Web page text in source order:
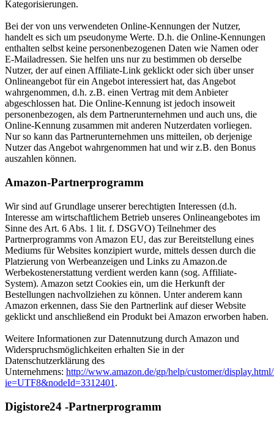
Kategorisierungen.
Bei der von uns verwendeten Online-Kennungen der Nutzer,
handelt es sich um pseudonyme Werte. D.h. die Online-Kennungen
enthalten selbst keine personenbezogenen Daten wie Namen oder
E-Mailadressen. Sie helfen uns nur zu bestimmen ob derselbe
Nutzer, der auf einen Affiliate-Link geklickt oder sich über unser
Onlineangebot für ein Angebot interessiert hat, das Angebot
wahrgenommen, d.h. z.B. einen Vertrag mit dem Anbieter
abgeschlossen hat. Die Online-Kennung ist jedoch insoweit
personenbezogen, als dem Partnerunternehmen und auch uns, die
Online-Kennung zusammen mit anderen Nutzerdaten vorliegen.
Nur so kann das Partnerunternehmen uns mitteilen, ob derjenige
Nutzer das Angebot wahrgenommen hat und wir z.B. den Bonus
auszahlen können.
Amazon-Partnerprogramm
Wir sind auf Grundlage unserer berechtigten Interessen (d.h.
Interesse am wirtschaftlichem Betrieb unseres Onlineangebotes im
Sinne des Art. 6 Abs. 1 lit. f. DSGVO) Teilnehmer des
Partnerprogramms von Amazon EU, das zur Bereitstellung eines
Mediums für Websites konzipiert wurde, mittels dessen durch die
Platzierung von Werbeanzeigen und Links zu Amazon.de
Werbekostenerstattung verdient werden kann (sog. Affiliate-
System). Amazon setzt Cookies ein, um die Herkunft der
Bestellungen nachvollziehen zu können. Unter anderem kann
Amazon erkennen, dass Sie den Partnerlink auf dieser Website
geklickt und anschließend ein Produkt bei Amazon erworben haben.
Weitere Informationen zur Datennutzung durch Amazon und
Widerspruchsmöglichkeiten erhalten Sie in der
Datenschutzerklärung des
Unternehmens: http://www.amazon.de/gp/help/customer/
ie=UTF8&nodeId=3312401 .
Digistore24 -Partnerprogramm